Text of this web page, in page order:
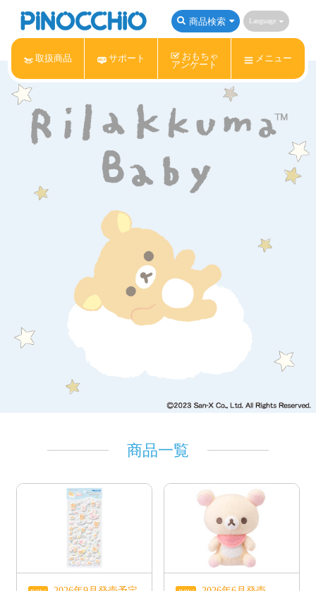
商品検索 Language
取扱商品
アンパンマン Nintendo Switch ねんDo!
サンリオキャラクターズ すみっコぐらし リラックマ
ラブあみシリーズ
ガールズデザイナーコレク
サポート
おもちゃ
アンケート
メニュー
商品一覧